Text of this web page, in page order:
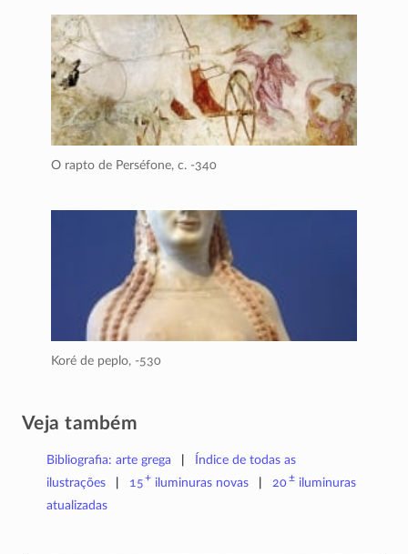
O rapto de Perséfone, c. -340
Koré de peplo, -530
Veja também
Bibliografia: arte grega
Índice de todas as
ilustrações
15+ iluminuras novas 20±iluminuras
atualizadas